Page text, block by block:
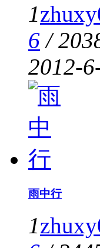
1
6 /
2012-
雨中行
1